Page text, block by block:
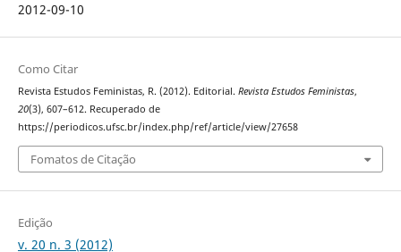
2012-09-10
Como Citar
Revista Estudos Feministas, R. (2012). Editorial. Revista Estudos Feministas,
20(3), 607–612. Recuperado de
https://periodicos.ufsc.br/index.php/ref/article/view/27658
Fomatos de Citação
Edição
v. 20 n. 3 (2012)